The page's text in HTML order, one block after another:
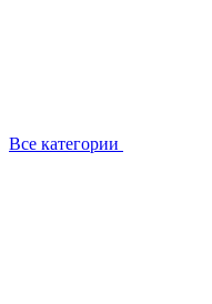
Все категории